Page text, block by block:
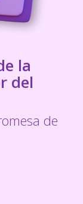
la
del
de